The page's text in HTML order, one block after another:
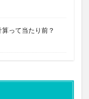
って当たり前？